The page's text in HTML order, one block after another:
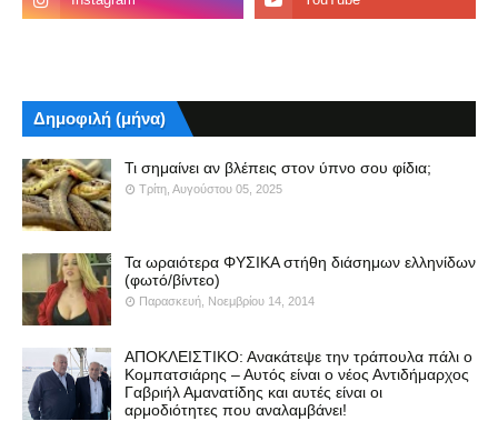
Δημοφιλή (μήνα)
Τι σημαίνει αν βλέπεις στον ύπνο σου φίδια;
Τρίτη, Αυγούστου 05, 2025
Τα ωραιότερα ΦΥΣΙΚΑ στήθη διάσημων ελληνίδων
(φωτό/βίντεο)
Παρασκευή, Νοεμβρίου 14, 2014
ΑΠΟΚΛΕΙΣΤΙΚΟ: Ανακάτεψε την τράπουλα πάλι ο
Κομπατσιάρης – Αυτός είναι ο νέος Αντιδήμαρχος
Γαβριήλ Αμανατίδης και αυτές είναι οι
αρμοδιότητες που αναλαμβάνει!